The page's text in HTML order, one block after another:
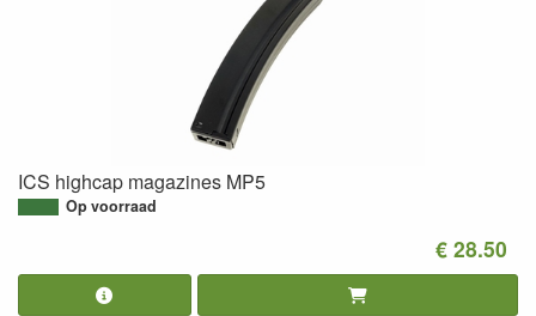
ICS highcap magazines MP5
Op voorraad
€ 28.50